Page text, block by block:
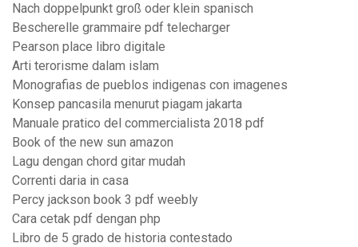
Nach doppelpunkt groß oder klein spanisch
Bescherelle grammaire pdf telecharger
Pearson place libro digitale
Arti terorisme dalam islam
Monografias de pueblos indigenas con imagenes
Konsep pancasila menurut piagam jakarta
Manuale pratico del commercialista 2018 pdf
Book of the new sun amazon
Lagu dengan chord gitar mudah
Correnti daria in casa
Percy jackson book 3 pdf weebly
Cara cetak pdf dengan php
Libro de 5 grado de historia contestado